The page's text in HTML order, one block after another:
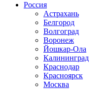
Россия
Астрахань
Белгород
Волгоград
Воронеж
Йошкар-Ола
Калининград
Краснодар
Красноярск
Москва